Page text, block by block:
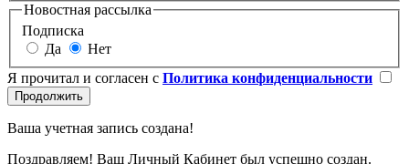
Новостная рассылка
Подписка
Да
Нет
Я прочитал и согласен с Политика конфиденциальности
Ваша учетная запись создана!
Поздравляем! Ваш Личный Кабинет был успешно создан.